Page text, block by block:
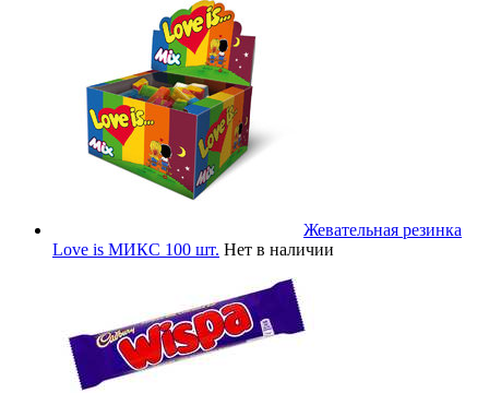
Жевательная резинка
Love is МИКС 100 шт. Нет в наличии